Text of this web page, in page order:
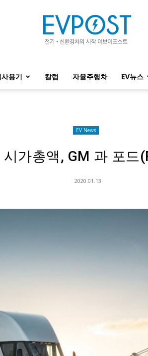
사용기 칼럼 자율주행차 EV뉴스
EV News
가총액, GM 과 포드
2020.01.13